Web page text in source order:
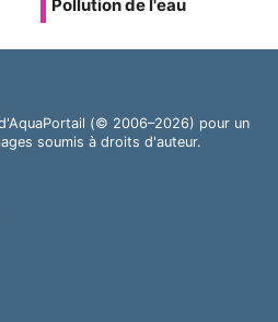
Pollution de l'eau
(© 2006–2026) pour un
soumis à droits d'auteur.